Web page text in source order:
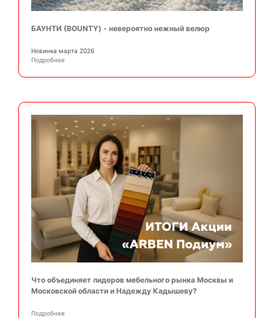
БАУНТИ (BOUNTY) - невероятно нежный велюр
Новинка марта 2026
Подробнее
Что объединяет лидеров мебельного рынка Москвы и
Московской области и Надежду Кадышеву?
Подробнее